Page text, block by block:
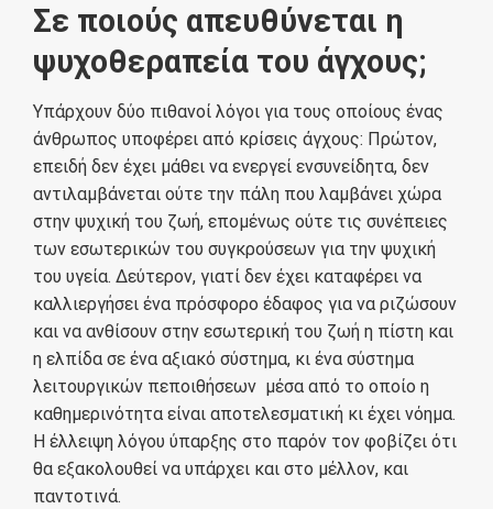
Σε ποιούς απευθύνεται η
ψυχοθεραπεία του άγχους;
Υπάρχουν δύο πιθανοί λόγοι για τους οποίους ένας
άνθρωπος υποφέρει από κρίσεις άγχους: Πρώτον,
επειδή δεν έχει μάθει να ενεργεί ενσυνείδητα, δεν
αντιλαμβάνεται ούτε την πάλη που λαμβάνει χώρα
στην ψυχική του ζωή, επομένως ούτε τις συνέπειες
των εσωτερικών του συγκρούσεων για την ψυχική
του υγεία. Δεύτερον, γιατί δεν έχει καταφέρει να
καλλιεργήσει ένα πρόσφορο έδαφος για να ριζώσουν
και να ανθίσουν στην εσωτερική του ζωή η πίστη και
η ελπίδα σε ένα αξιακό σύστημα, κι ένα σύστημα
λειτουργικών πεποιθήσεων μέσα από το οποίο η
καθημερινότητα είναι αποτελεσματική κι έχει νόημα.
Η έλλειψη λόγου ύπαρξης στο παρόν τον φοβίζει ότι
θα εξακολουθεί να υπάρχει και στο μέλλον, και
παντοτινά.